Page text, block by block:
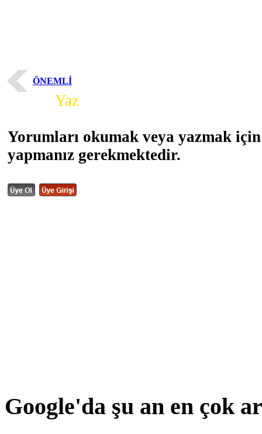
ÖNEMLİ
Yaz
Yorumları okumak veya yazmak
yapmanız gerekmektedir.
Google'da şu an en çok